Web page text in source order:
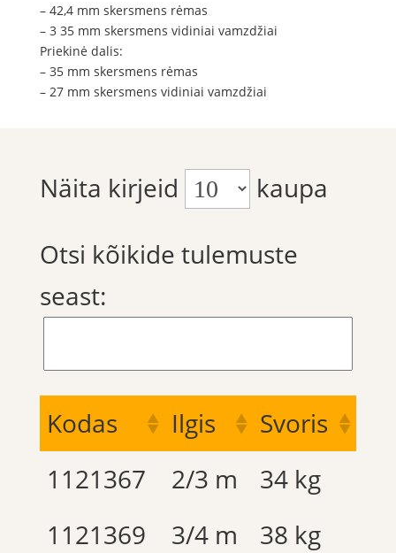
– 42,4 mm skersmens rėmas
– 3 35 mm skersmens vidiniai vamzdžiai
Priekinė dalis:
– 35 mm skersmens rėmas
– 27 mm skersmens vidiniai vamzdžiai
Näita kirjeid
kaupa
Otsi kõikide tulemuste
seast:
Kodas Ilgis
Svoris
1121367
2/3 m
34 kg
1121369
3/4 m
38 kg